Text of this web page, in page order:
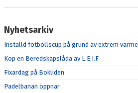
KONTAKT
MEDLEMSKAP
Nyhetsarkiv
Inställd fotbollscup på grund av extrem värme
Köp en Beredskapslåda av L.E.I.F
Fixardag på Bokliden
Padelbanan öppnar